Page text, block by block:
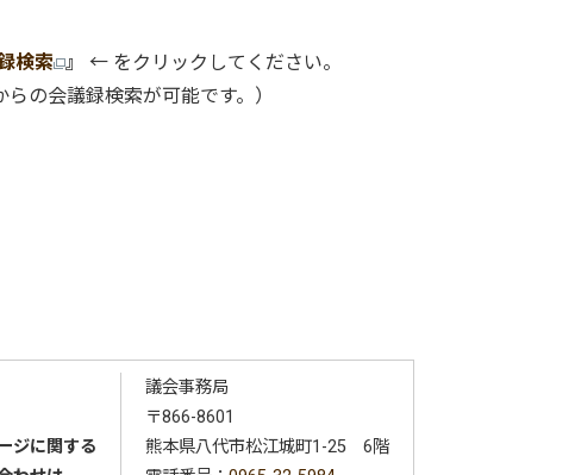
検索 』
← をクリックしてください。
の会議録検索が可能です。）
ジに関する
議会事務局
〒866-8601
熊本県八代市松江城町1-25 6階